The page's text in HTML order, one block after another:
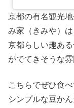
京都の有名観光
み家（きみや）
京都らしい趣あ
がでてきそうな雰
こちらでぜひ食
シンプルな豆か